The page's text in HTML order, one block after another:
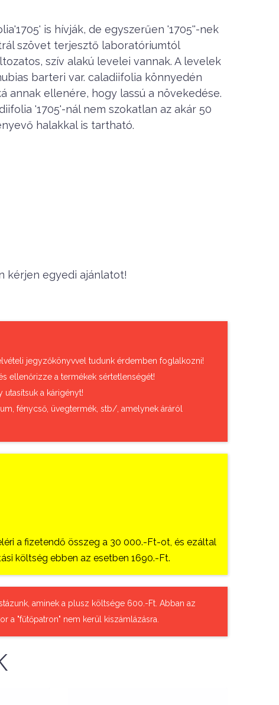
is hívják, de egyszerűen '1705''-nek
szövet terjesztő laboratóriumtól
szív alakú levelei vannak. A levelek
barteri var. caladiifolia könnyedén
annak ellenére, hogy lassú a növekedése.
'1705'-nál nem szokatlan az akár 50
halakkal is tartható.
kérjen egyedi ajánlatot!
jegyzőkönyvvel tudunk érdemben foglalkozni!
ellenőrizze a termékek sértetlenségét!
a kárigényt!
fénycső, üvegtermék, stb/, amelynek áráról
a fizetendő összeg a 30 000.-Ft-ot, és ezáltal
költség ebben az esetben 1690.-Ft.
aminek a plusz költsége 600.-Ft. Abban az
a "fűtőpatron" nem kerül kiszámlázásra.